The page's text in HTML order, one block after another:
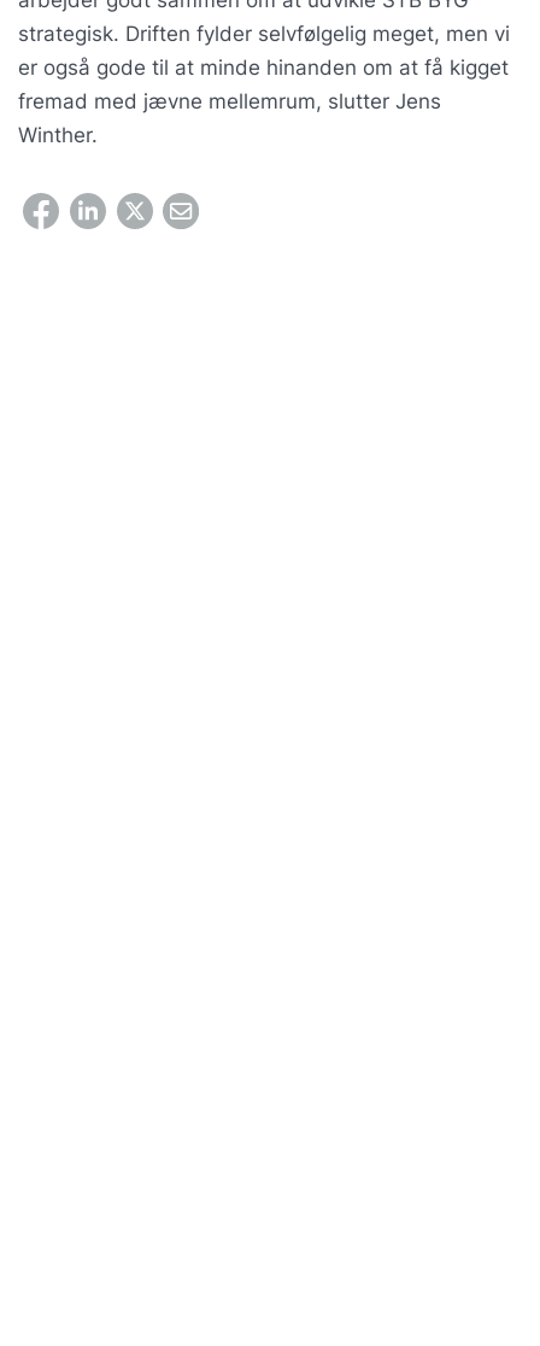
strategisk. Driften fylder selvfølgelig meget, men vi
er også gode til at minde hinanden om at få kigget
fremad med jævne mellemrum, slutter Jens
Winther.